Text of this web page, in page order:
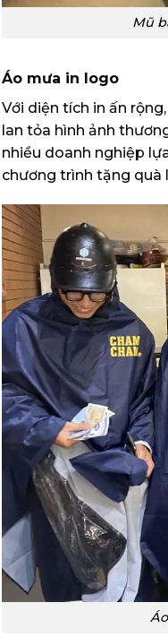
Mũ
Áo mưa in logo
Với diện tích in ấn
lan tỏa hình ảnh
nhiều doanh nghiệp
chương trình tặng quà